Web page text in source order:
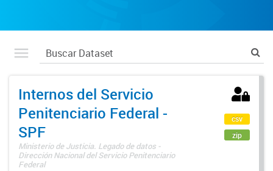
Internos del Servicio
Penitenciario Federal -
SPF
Ministerio de Justicia. Legado de datos -
Dirección Nacional del Servicio Penitenciario
Federal
csv
zip